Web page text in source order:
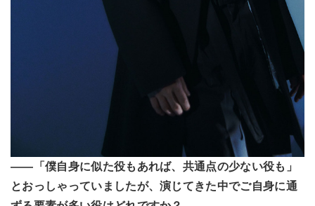
――「僕自身に似た役もあれば、共通点の少ない役も」
とおっしゃっていましたが、演じてきた中でご自身に通